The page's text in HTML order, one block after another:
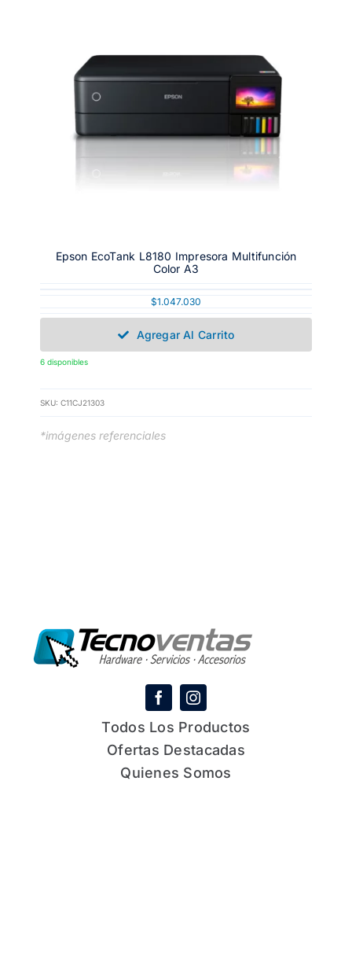
Epson EcoTank L8180 Impresora Multifunción
Color A3
$1.047.030
Agregar Al Carrito
6 disponibles
SKU: C11CJ21303
*imágenes referenciales
Todos Los Productos
Ofertas Destacadas
Quienes Somos